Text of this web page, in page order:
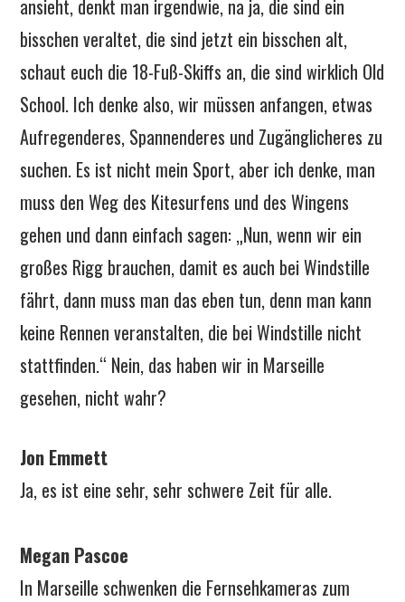
ansieht, denkt man irgendwie, na ja, die sind ein
bisschen veraltet, die sind jetzt ein bisschen alt,
schaut euch die 18-Fuß-Skiffs an, die sind wirklich Old
School. Ich denke also, wir müssen anfangen, etwas
Aufregenderes, Spannenderes und Zugänglicheres zu
suchen. Es ist nicht mein Sport, aber ich denke, man
muss den Weg des Kitesurfens und des Wingens
gehen und dann einfach sagen: „Nun, wenn wir ein
großes Rigg brauchen, damit es auch bei Windstille
fährt, dann muss man das eben tun, denn man kann
keine Rennen veranstalten, die bei Windstille nicht
stattfinden.“ Nein, das haben wir in Marseille
gesehen, nicht wahr?
Jon Emmett
Ja, es ist eine sehr, sehr schwere Zeit für alle.
Megan Pascoe
In Marseille schwenken die Fernsehkameras zum